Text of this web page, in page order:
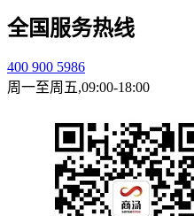
全国服务热线
400 900 5986
周一至周五,09:00-18:00